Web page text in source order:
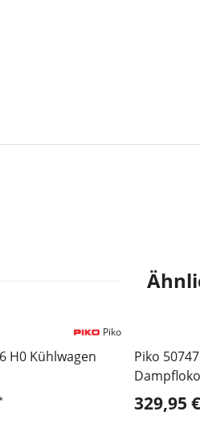
H0 Kühlwagen
Piko
Piko
BR 91 NS
329,95 €